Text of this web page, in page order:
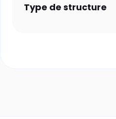
Type de structure